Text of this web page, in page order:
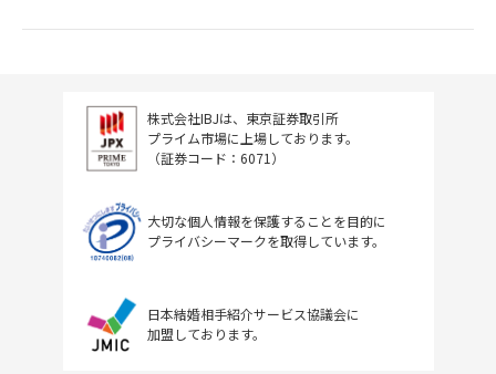
株式会社IBJは、東京証券取引所
プライム市場に上場しております。
（証券コード：6071）
大切な個人情報を保護することを目的に
プライバシーマークを取得しています。
日本結婚相手紹介サービス協議会に
加盟しております。